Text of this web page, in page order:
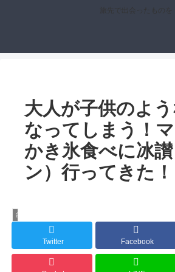
旅先で出会ったものを
大人が子供のよ
なってしまう！
かき氷食べに冰
ン）行ってきた！
台北
Twitter Facebook